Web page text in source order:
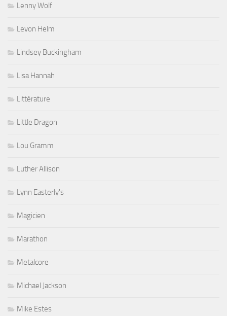
Lenny Wolf
Levon Helm
Lindsey Buckingham
Lisa Hannah
Littérature
Little Dragon
Lou Gramm
Luther Allison
Lynn Easterly's
Magicien
Marathon
Metalcore
Michael Jackson
Mike Estes